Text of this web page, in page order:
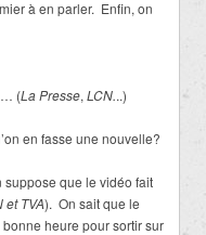
à en parler. Enfin, on
(La Presse, LCN...)
en fasse une nouvelle?
suppose que le vidéo fait
et TVA). On sait que le
heure pour sortir sur